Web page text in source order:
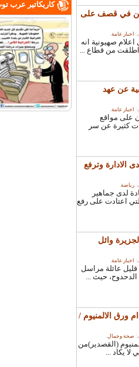
في قصف على
عامة.
صهيونية انه
من قطاع ...
عن عهد
عامة.
مواقع
كثيرة عن سر
وترفع
.
لدى جماهير
اعتادت على رفع
وائل
عامة.
عائلة مراسل
حيث ...
الالمنيوم /
وجمال.
(القصدير)من
يكاد ...
كاريكاتير عرب توب